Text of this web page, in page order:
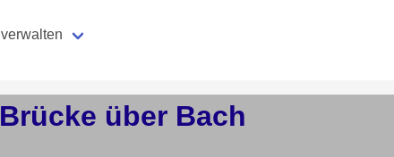
verwalten
Brücke über Bach